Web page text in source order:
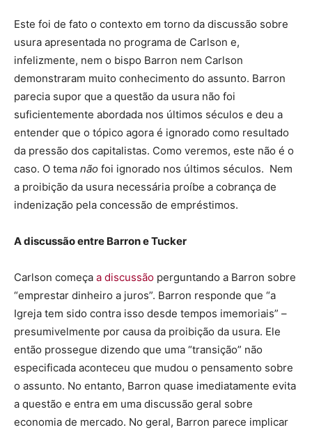
Este foi de fato o contexto em torno da discussão sobre
usura apresentada no programa de Carlson e,
infelizmente, nem o bispo Barron nem Carlson
demonstraram muito conhecimento do assunto. Barron
parecia supor que a questão da usura não foi
suficientemente abordada nos últimos séculos e deu a
entender que o tópico agora é ignorado como resultado
da pressão dos capitalistas. Como veremos, este não é o
caso. O tema não foi ignorado nos últimos séculos. Nem
a proibição da usura necessária proíbe a cobrança de
indenização pela concessão de empréstimos.
A discussão entre Barron e Tucker
Carlson começa a discussão perguntando a Barron sobre
“emprestar dinheiro a juros”. Barron responde que “a
Igreja tem sido contra isso desde tempos imemoriais” –
presumivelmente por causa da proibição da usura. Ele
então prossegue dizendo que uma “transição” não
especificada aconteceu que mudou o pensamento sobre
o assunto. No entanto, Barron quase imediatamente evita
a questão e entra em uma discussão geral sobre
economia de mercado. No geral, Barron parece implicar